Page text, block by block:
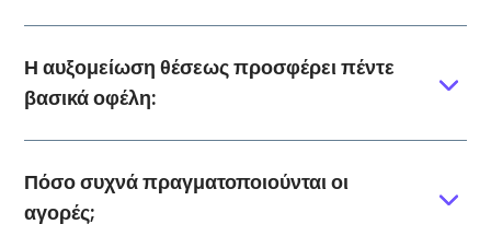
Η αυξομείωση θέσεως προσφέρει πέντε
βασικά οφέλη:
Πόσο συχνά πραγματοποιούνται οι
αγορές;